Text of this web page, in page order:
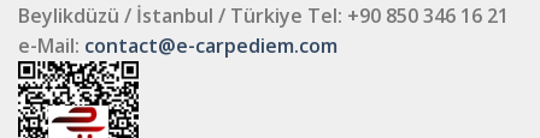
Beylikdüzü / İstanbul / Türkiye Tel: +90 850 346 16 21
e-Mail: contact@e-carpediem.com